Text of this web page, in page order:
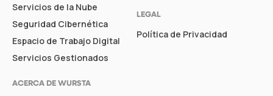
Servicios de la Nube
Seguridad Cibernética
Espacio de Trabajo Digital
Servicios Gestionados
LEGAL
Política de Privacidad
ACERCA DE WURSTA